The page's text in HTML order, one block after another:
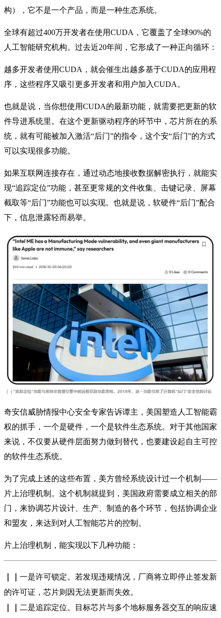
构），它不是一个产品，而是一种生态系统。
全球有超过400万开发者在使用CUDA，它覆盖了全球90%的
人工智能研究机构。过去近20年间，它形成了一种正向循环：
越多开发者使用CUDA，就会催生出越多基于CUDA的应用程
序，这些程序又吸引更多开发者和用户加入CUDA。
也就是说，当你想使用CUDA的最新功能，就需要把更新的软
件导进系统里。在这个更新驱动程序的环节中，芯片所在的系
统，就有可能被加入激活“后门”的指令，这个安“后门”的方式
可以实现很多功能。
如果互联网连接存在，通过动态地接收数据解密执行，就能实
现“追踪定位”功能，甚至更常规的文件收集、击键记录、屏幕
截取等“后门”功能也可以实现。也就是说，软硬件“后门”配合
下，信息泄露轻而易举。
奇安信威胁情报中心安全专家告诉谭主，美国塑造人工智能霸
权的抓手，一个是硬件，一个是软件生态系统。对于其他国家
来说，不仅要从硬件层面努力做到替代，也要建设起自主可控
的软件生态系统。
为了完成上述的这些布置，美方曾经系统设计过一个机制——
片上治理机制。这个机制就提到，美国政府需要成立相关的部
门，来协调芯片设计、生产、制造的各个环节，包括协调企业
和盟友，来达到对人工智能芯片的控制。
片上治理机制，能实现以下几种功能：
一是许可锁定。若发现违规情况，厂商将立即停止签发新
的许可证，芯片则因无法更新而失效。
二是追踪定位。目标芯片与多个地标服务器交互的响应速